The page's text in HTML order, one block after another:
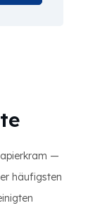
—
häufigsten